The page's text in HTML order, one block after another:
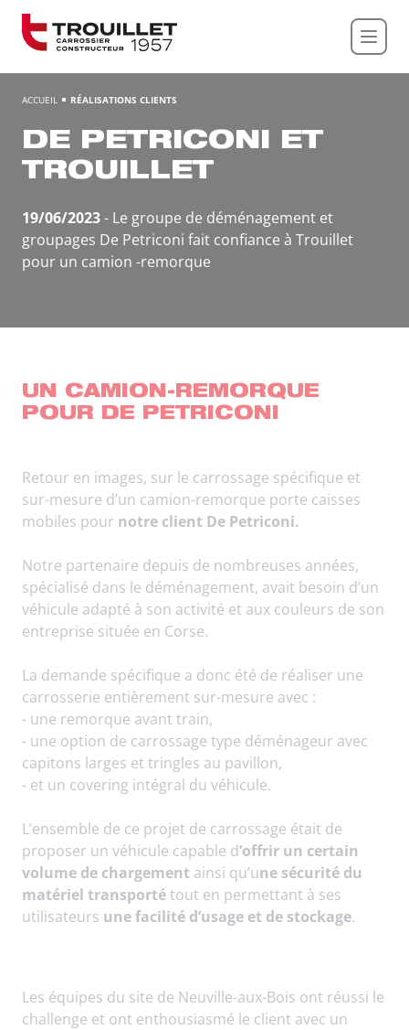
ACCUEIL RÉALISATIONS CLIENTS
DE PETRICONI ET
TROUILLET
19/06/2023- Le groupe de déménagement et
groupages De Petriconi fait confiance à Trouillet
pour un camion -remorque
UN CAMION-REMORQUE
POUR DE PETRICONI
Retour en images, sur le carrossage spécifique et
sur-mesure d’un camion-remorque porte caisses
mobiles pour notre client De Petriconi.
Notre partenaire depuis de nombreuses années,
spécialisé dans le déménagement, avait besoin d’un
véhicule adapté à son activité et aux couleurs de son
entreprise située en Corse.
La demande spécifique a donc été de réaliser une
carrosserie entièrement sur-mesure avec :
- une remorque avant train,
- une option de carrossage type déménageur avec
capitons larges et tringles au pavillon,
- et un covering intégral du véhicule.
L’ensemble de ce projet de carrossage était de
proposer un véhicule capable d’offrir un certain
volume de chargement ainsi qu’une sécurité du
matériel transportétout en permettant à ses
utilisateurs une facilité d’usage et de stockage.
Les équipes du site de Neuville-aux-Bois ont réussi le
challenge et ont enthousiasmé le client avec un
Panneau de gestion des cookies